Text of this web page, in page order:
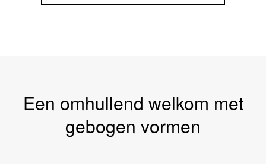
Een omhullend welkom met
gebogen vormen